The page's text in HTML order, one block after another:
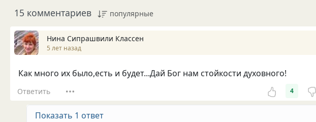
15 комментариев популярные
Нина Сипрашвили Классен
5 лет назад
Как много их было,есть и будет...Дай Бог нам стойкости духовного!
Ответить 4
Показать 1 ответ